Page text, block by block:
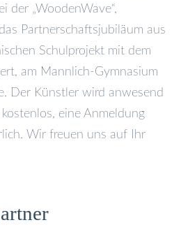
der „WoodenWave“,
Partnerschaftsjubiläum aus
Schulprojekt mit dem
am Mannlich-Gymnasium
Der Künstler wird anwesend
eine Anmeldung
Wir freuen uns auf Ihr